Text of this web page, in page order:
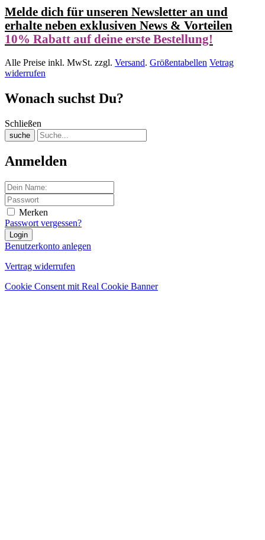
Melde dich für unseren Newsletter an und
erhalte neben exklusiven News & Vorteilen
10% Rabatt auf deine erste Bestellung!
Alle Preise inkl. MwSt. zzgl. Versand. Größentabellen Vetrag
widerrufen
Wonach suchst Du?
Schließen
suche
Anmelden
Merken
Passwort vergessen?
Benutzerkonto anlegen
Vertrag widerrufen
Cookie Consent mit Real Cookie Banner